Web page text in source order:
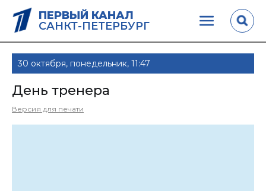
ПЕРВЫЙ КАНАЛ
САНКТ-ПЕТЕРБУРГ
30 октября, понедельник, 11:47
День тренера
Версия для печати